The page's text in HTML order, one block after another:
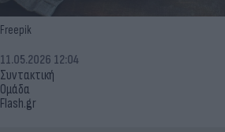
Freepik
Συντακτική
Ομάδα
Flash.gr
11.05.2026 12:04